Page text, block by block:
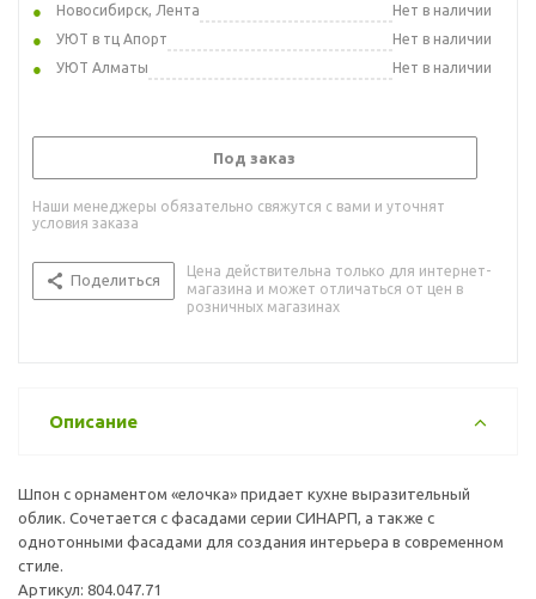
Новосибирск, Лента
Нет в наличии
УЮТ в тц Апорт
Нет в наличии
УЮТ Алматы
Нет в наличии
Под заказ
Наши менеджеры обязательно свяжутся с вами и уточнят
условия заказа
Поделиться
Цена действительна только для интернет-
магазина и может отличаться от цен в
розничных магазинах
Описание
Шпон с орнаментом «елочка» придает кухне выразительный
облик. Сочетается с фасадами серии СИНАРП, а также с
однотонными фасадами для создания интерьера в современном
стиле.
Артикул: 804.047.71